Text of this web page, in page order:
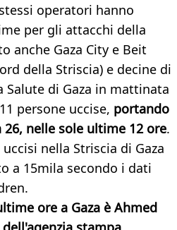
operatori hanno
per gli attacchi della
anche Gaza City e Beit
della Striscia) e decine di
di Gaza in mattinata
persone uccise, portando
nelle sole ultime 12 ore.
nella Striscia di Gaza
a 15mila secondo i dati
ore a Gaza è Ahmed